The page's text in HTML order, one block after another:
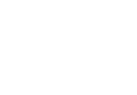
prstom.